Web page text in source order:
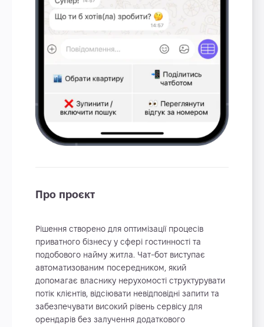
Про проєкт
Рішення створено для оптимізації процесів
приватного бізнесу у сфері гостинності та
подобового найму житла. Чат-бот виступає
автоматизованим посередником, який
допомагає власнику нерухомості структурувати
потік клієнтів, відсіювати невідповідні запити та
забезпечувати високий рівень сервісу для
орендарів без залучення додаткового